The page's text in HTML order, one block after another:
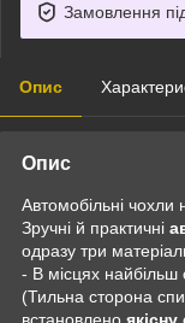
Замовлення
Опис
Опис
Автомобільні чохли
Зручні й практичні
одразу три
- В місцях
(Тильна сторона
встановлено